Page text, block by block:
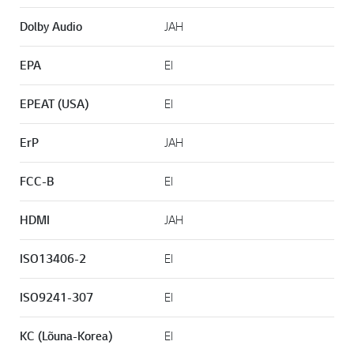
Dolby Audio JAH
EPA EI
EPEAT (USA) EI
ErP JAH
FCC-B EI
HDMI JAH
ISO13406-2 EI
ISO9241-307 EI
KC (Lõuna-Korea) EI